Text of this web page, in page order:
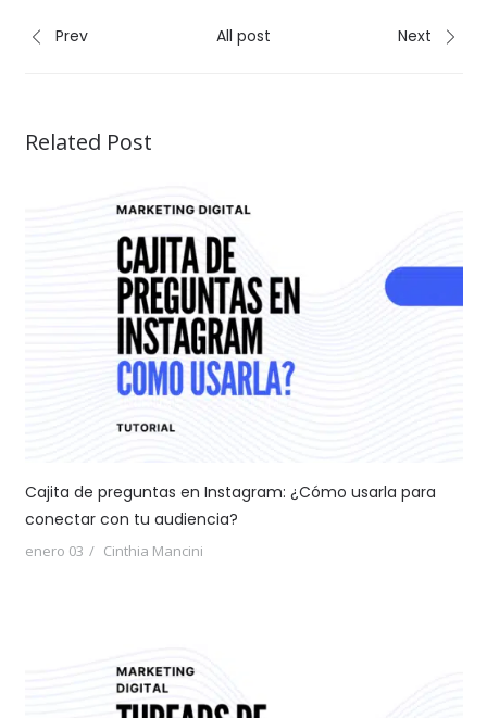
Prev All post Next
Related Post
Cajita de preguntas en Instagram: ¿Cómo usarla para
conectar con tu audiencia?
enero 03 Cinthia Mancini